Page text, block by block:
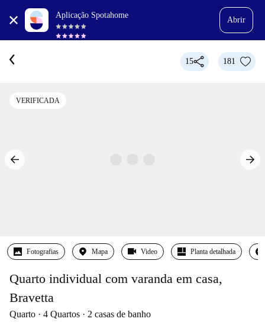
Aplicação Spotahome
Abrir
15 181
VERIFICADA
Fotografias Mapa Video Planta detalhada
Quarto individual com varanda em casa,
Bravetta
Quarto 4 Quartos 2 casas de banho